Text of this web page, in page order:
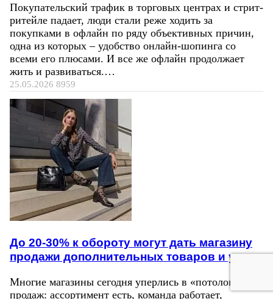
Покупательский трафик в торговых центрах и стрит-
ритейле падает, люди стали реже ходить за
покупками в офлайн по ряду объективных причин,
одна из которых – удобство онлайн-шопинга со
всеми его плюсами. И все же офлайн продолжает
жить и развиваться.…
25.05.2026 8959
До 20-30% к обороту могут дать магазину
продажи дополнительных товаров и услуг
Многие магазины сегодня уперлись в «потолок»
продаж: ассортимент есть, команда работает,